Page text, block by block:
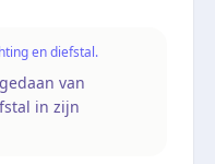
en diefstal.
van
in zijn